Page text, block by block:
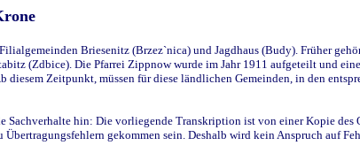
Briesenitz (Brzez`nica) und Jagdhaus (Budy). Früher
(Zdbice). Die Pfarrei Zippnow wurde im Jahr 1911 aufgeteilt und
Zeitpunkt, müssen für diese ländlichen Gemeinden, in den
Sachverhalte hin: Die vorliegende Transkription ist von einer Kopie
gekommen sein. Deshalb wird kein Anspruch auf